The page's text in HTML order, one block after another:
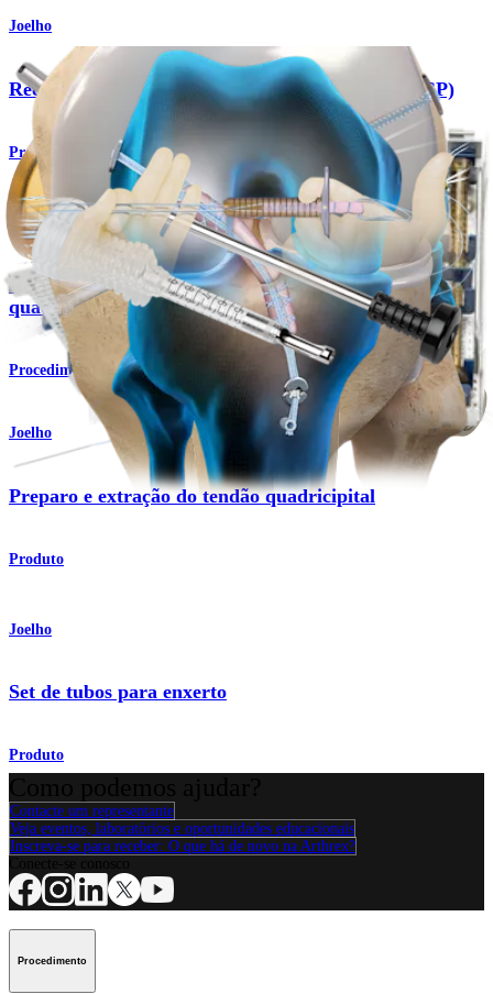
Joelho
Reconstrução do ligamento cruzado posterior (LCP)
Procedimento
Joelho
Reconstrução do LCA com enxerto do tendão
quadricipital
Procedimento
Joelho
Preparo e extração do tendão quadricipital
Produto
Joelho
Set de tubos para enxerto
Produto
Contacte um representante
Veja eventos, laboratórios e oportunidades educacionais
Inscreva-se para receber: O que há de novo na Arthrex?
Procedimento